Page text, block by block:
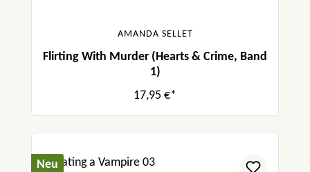
AMANDA SELLET
Flirting With Murder (Hearts & Crime, Band
1)
17,95 €*
Neu